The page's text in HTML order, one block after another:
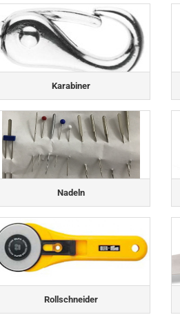
Karabiner
Nadeln
Rollschneider